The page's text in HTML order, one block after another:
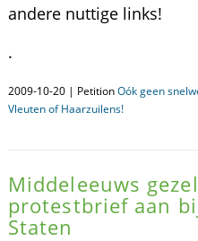
andere nuttige links!
.
2009-10-20 | PetitionOók geen
Vleuten of Haarzuilens!
Middeleeuws
protestbrief aan
Staten